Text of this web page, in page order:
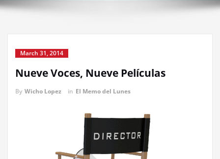
March 31, 2014
Nueve Voces, Nueve Películas
By Wicho Lopez in El Memo del Lunes